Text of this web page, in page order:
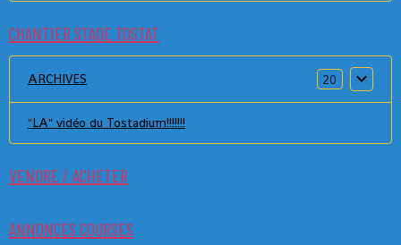
CHANTIER STADE TOSTAT
ARCHIVES 20
"LA" vidéo du Tostadium!!!!!!!
VENDRE / ACHETER
ANNONCES COURSES